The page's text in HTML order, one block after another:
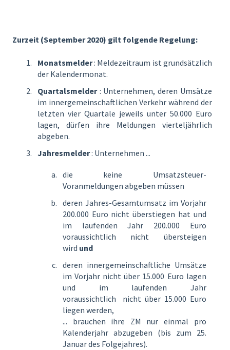
Zurzeit (September 2020) gilt folgende Regelung:
Monatsmelder: Meldezeitraum ist grundsätzlich
der Kalendermonat.
Quartalsmelder: Unternehmen, deren Umsätze
im innergemeinschaftlichen Verkehr während der
letzten vier Quartale jeweils unter 50.000 Euro
lagen, dürfen ihre Meldungen vierteljährlich
abgeben.
Jahresmelder: Unternehmen ...
die keine Umsatzsteuer-
Voranmeldungen abgeben müssen
deren Jahres-Gesamtumsatz im Vorjahr
200.000 Euro nicht überstiegen hat und
im laufenden Jahr 200.000 Euro
voraussichtlich nicht übersteigen
wird und
deren innergemeinschaftliche Umsätze
im Vorjahr nicht über 15.000 Euro lagen
und im laufenden Jahr
voraussichtlich nicht über 15.000 Euro
liegen werden,
... brauchen ihre ZM nur einmal pro
Kalenderjahr abzugeben (bis zum 25.
Januar des Folgejahres).